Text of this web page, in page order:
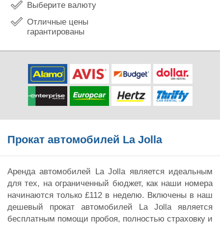
Выберите валюту
Отличные цены
гарантированы
Прокат автомобилей La Jolla
Аренда автомобилей La Jolla является идеальным
для тех, на ограниченный бюджет, как наши номера
начинаются только £112 в неделю. Включены в наш
дешевый прокат автомобилей La Jolla является
бесплатным помощи пробоя, полностью страховку и